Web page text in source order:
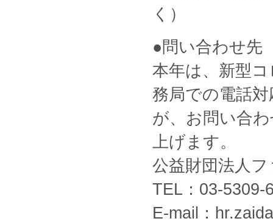
く）
●問い合わせ先
本年は、新型
務局での電話
が、お問い合
上げます。
公益財団法人
TEL：03-
E-mail：